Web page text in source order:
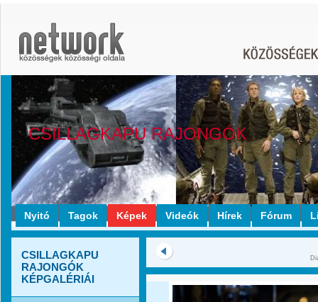
CSILLAGKAPU RAJONGÓK
Nyitó Tagok Képek Videók Hírek Fórum
CSILLAGKAPU
RAJONGÓK
KÉPGALÉRIÁI